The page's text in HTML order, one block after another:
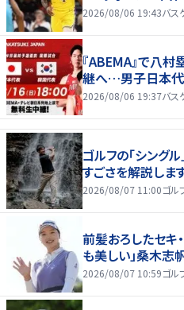
2026/08/06 19:43バス
『ABEMA』で八
継へ…男子日本
2026/08/06 19:37バス
ゴルフの「シング
すごさを解説します
2026/08/07 11:00ゴル
前髪おろしたセキ
も美しい」桑木志
2026/08/07 10:59ゴル